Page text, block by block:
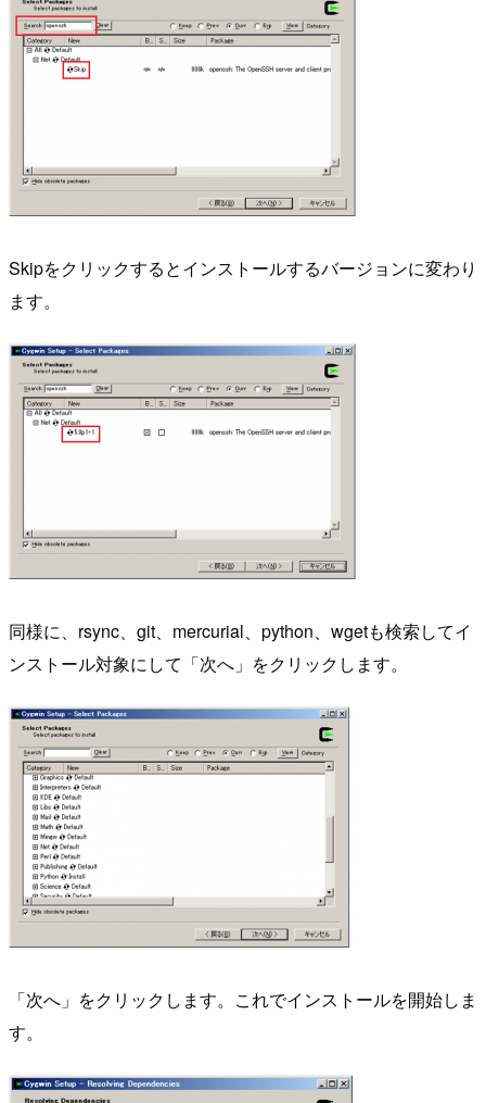
Skipをクリックするとインストールするバージョンに変わり
ます。
同様に、rsync、git、mercurial、python、wgetも検索してイ
ンストール対象にして「次へ」をクリックします。
「次へ」をクリックします。これでインストールを開始しま
す。